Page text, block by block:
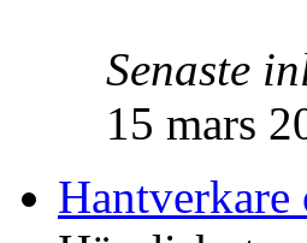
Senaste
15 mars
Hantverkare